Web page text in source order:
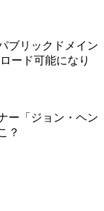
ブリックドメイン
ード可能になり
ー「ジョン・ヘン
？